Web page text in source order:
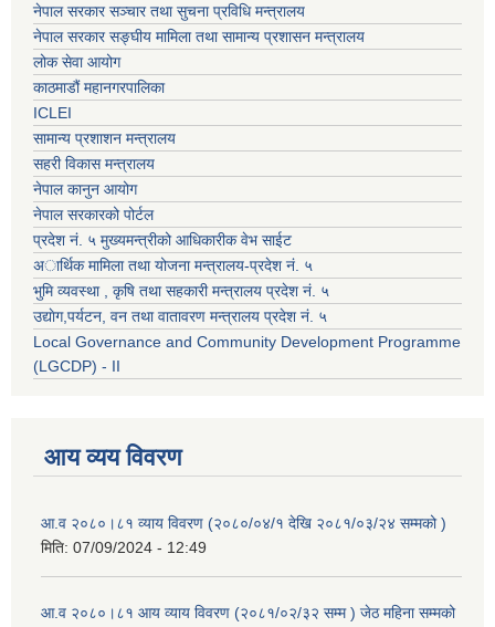
नेपाल सरकार सञ्चार तथा सुचना प्रविधि मन्त्रालय
नेपाल सरकार सङ्घीय मामिला तथा सामान्य प्रशासन मन्त्रालय
लोक सेवा आयोग
काठमाडौं महानगरपालिका
ICLEI
सामान्य प्रशाशन मन्त्रालय
सहरी विकास मन्त्रालय
नेपाल कानुन आयोग
नेपाल सरकारको पोर्टल
प्रदेश नं. ५ मुख्यमन्त्रीको आधिकारीक वेभ साईट
अार्थिक मामिला तथा योजना मन्त्रालय-प्रदेश नं. ५
भुमि व्यवस्था , कृषि तथा सहकारी मन्त्रालय प्रदेश नं. ५
उद्याेग,पर्यटन, वन तथा वातावरण मन्त्रालय प्रदेश नं. ५
Local Governance and Community Development Programme
(LGCDP) - II
आय व्यय विवरण
आ.व २०८०।८१ व्याय विवरण (२०८०/०४/१ देखि २०८१/०३/२४ सम्मको )
मिति: 07/09/2024 - 12:49
आ.व २०८०।८१ आय व्याय विवरण (२०८१/०२/३२ सम्म ) जेठ महिना सम्मको